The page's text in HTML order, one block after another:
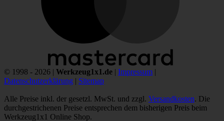
© 1998 - 2026 | Werkzeug1x1.de | Impressum |
Datenschutzerklärung | Sitemap
Alle Preise inkl. der gesetzl. MwSt. und zzgl. Versandkosten. Die
durchgestrichenen Preise entsprechen dem bisherigen Preis beim
Werkzeug1x1 Online Shop.